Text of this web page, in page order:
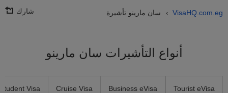
VisaHQ.com.eg
› سان مارينو تأشيرة شارك
أنواع التأشيرات سان مارينو
Tourist eVisa
Business eVisa
Cruise Visa
Student Visa